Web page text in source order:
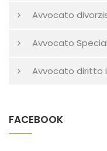
Avvocato
Avvocato
Avvocato diritto
FACEBOOK